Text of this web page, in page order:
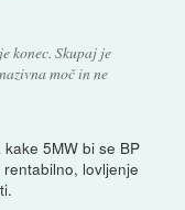
konec. Skupaj je
moč in ne
5MW bi se BP
lovljenje